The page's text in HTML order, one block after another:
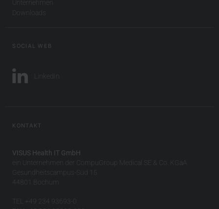
Unternehmen
Downloads
SOCIAL WEB
LinkedIn
KONTAKT
VISUS Health IT GmbH
ein Unternehmen der CompuGroup Medical SE & Co. KGaA
Gesundheitscampus-Süd 15
44801 Bochum
TEL +49 234 93693-0